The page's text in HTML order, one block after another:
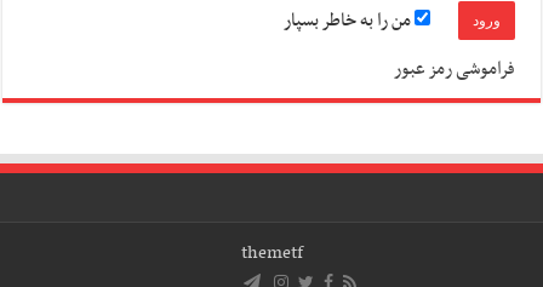
من را به خاطر بسپار
فراموشی رمز عبور
themetf